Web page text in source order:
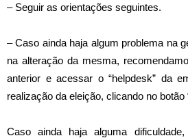
– Seguir as orientações seguintes.
– Caso ainda haja algum problema na
na alteração da mesma,
anterior e acessar o “helpdesk” da
realização da eleição, clicando no botão
Caso ainda haja alguma